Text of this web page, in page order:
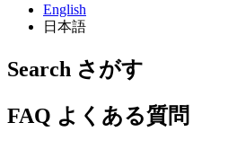
English
日本語
Search さがす
FAQ よくある質問